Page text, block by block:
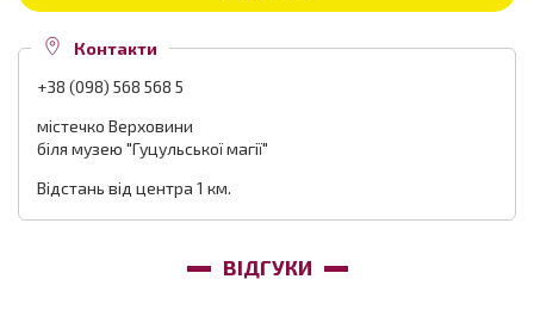
Контакти
+38 (098) 568 568 5
містечко Верховини
біля музею "Гуцульської магії"
Відстань від центра 1 км.
ВІДГУКИ